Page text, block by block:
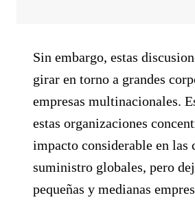
Sin embargo, estas
girar en torno a grandes
empresas multinacionales.
estas organizaciones
impacto considerable en las
suministro globales, pero
pequeñas y medianas